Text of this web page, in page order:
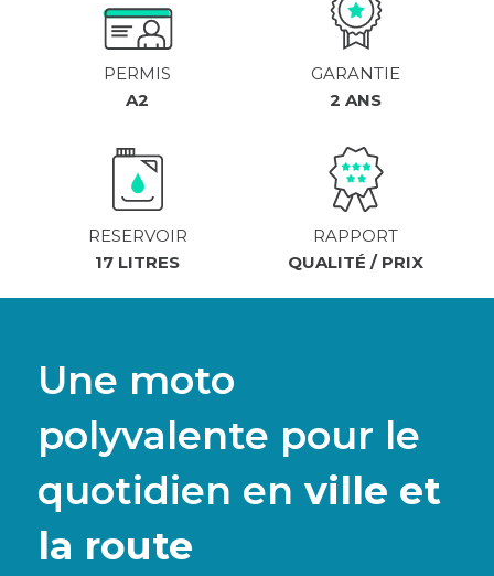
PERMIS
A2
GARANTIE
2 ANS
RESERVOIR
17 LITRES
RAPPORT
QUALITÉ / PRIX
Une moto
polyvalente pour le
quotidien en ville et
la route